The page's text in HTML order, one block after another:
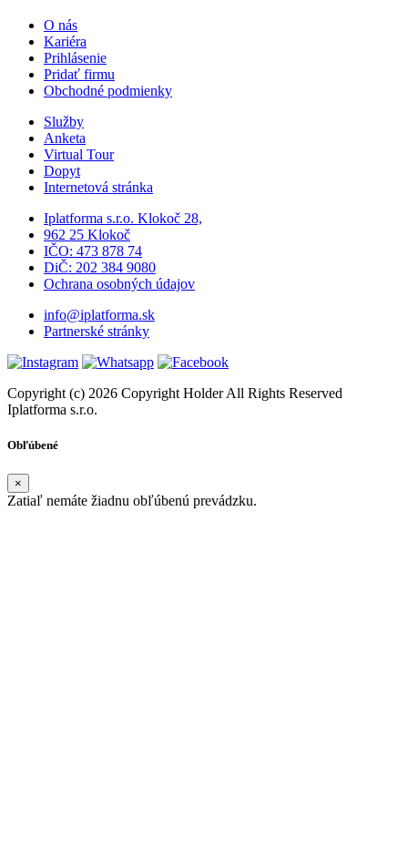
O nás
Kariéra
Prihlásenie
Pridať firmu
Obchodné podmienky
Služby
Anketa
Virtual Tour
Dopyt
Internetová stránka
Iplatforma s.r.o. Klokoč 28,
962 25 Klokoč
IČO: 473 878 74
DiČ: 202 384 9080
Ochrana osobných údajov
info@iplatforma.sk
Partnerské stránky
Copyright (c) 2026 Copyright Holder All Rights Reserved
Iplatforma s.r.o.
Obľúbené
×
Zatiaľ nemáte žiadnu obľúbenú prevádzku.